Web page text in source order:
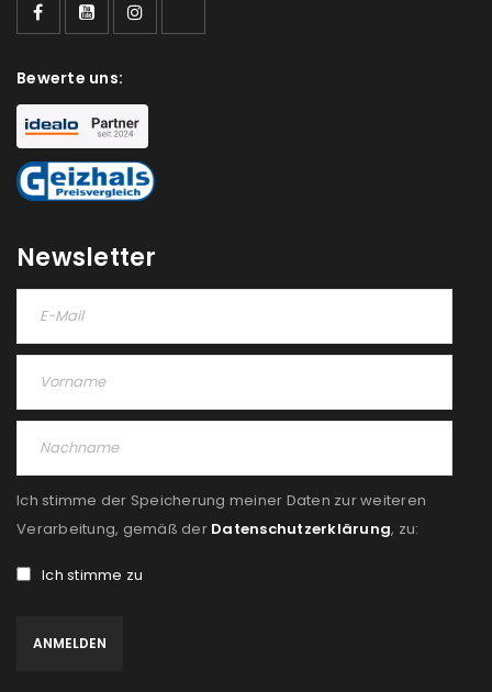
NEWSLETTER ABONNIEREN
Please select all the ways you would like to hear from
Ich stimme zu
Ja, ich möchte ein Kundenkonto eröffnen und
akzeptiere dieDatenschutzerklärung. *
REGISTRIEREN
Bewerte uns:
Newsletter
Ich stimme der Speicherung meiner Daten zur weiteren
Verarbeitung, gemäß der Datenschutzerklärung, zu:
Ich stimme zu